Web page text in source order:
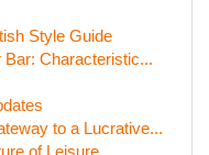
Style Guide
Characteristic...
to a Lucrative...